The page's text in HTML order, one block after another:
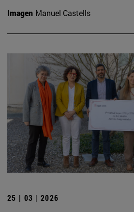
Imagen Manuel Castells
25 | 03 | 2026